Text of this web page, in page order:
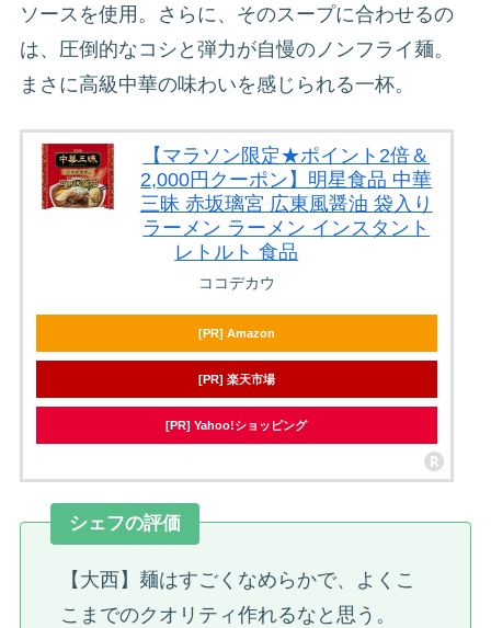
ソースを使用。さらに、そのスープに合わせるの
は、圧倒的なコシと弾力が自慢のノンフライ麺。
まさに高級中華の味わいを感じられる一杯。
【マラソン限定★ポイント2倍＆
2,000円クーポン】明星食品 中華
三昧 赤坂璃宮 広東風醤油 袋入り
ラーメン ラーメン インスタント
レトルト 食品
ココデカウ
[PR] Amazon
[PR] 楽天市場
[PR] Yahoo!ショッピング
シェフの評価
【大西】麺はすごくなめらかで、よくこ
こまでのクオリティ作れるなと思う。